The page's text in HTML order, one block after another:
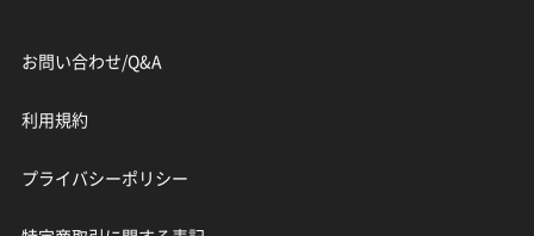
お問い合わせ/Q&A
利用規約
プライバシーポリシー